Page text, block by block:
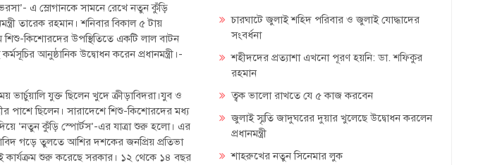
এ স্লোগানকে সামনে রেখে নতুন কুঁড়ি
তারেক রহমান। শনিবার বিকাল ৫ টায়
শিশু-কিশোরদের উপস্থিতিতে একটি লাল বাটন
আনুষ্ঠানিক উদ্বোধন করেন প্রধানমন্ত্রী।-
যুক্ত ছিলেন খুদে ক্রীড়াবিদরা।যুব ও
পাশে ছিলেন। সারাদেশে শিশু-কিশোরদের মধ্য
‘নতুন কুঁড়ি স্পোর্টস’-এর যাত্রা শুরু হলো। এর
গড়ে তুলতে আশির দশকের জনপ্রিয় প্রতিভা
কার্যক্রম শুরু করেছে সরকার। ১২ থেকে ১৪ বছর
চারঘাটে জুলাই শহিদ পরিবার ও জুলাই যোদ্ধাদের
সংবর্ধনা
শহীদদের প্রত্যাশা এখনো পূরণ হয়নি: ডা. শফিকুর
রহমান
ত্বক ভালো রাখতে যে ৫ কাজ করবেন
জুলাই স্মৃতি জাদুঘরের দুয়ার খুলেছে উদ্বোধন করলেন
প্রধানমন্ত্রী
শাহরুখের নতুন সিনেমার লুক